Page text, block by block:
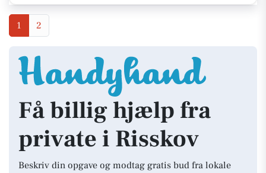
1 2
Få billig hjælp fra
private i Risskov
Beskriv din opgave og modtag gratis bud fra lokale